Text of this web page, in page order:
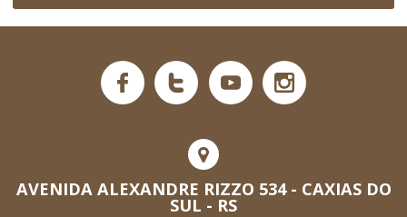
AVENIDA ALEXANDRE RIZZO 534 - CAXIAS DO
SUL - RS